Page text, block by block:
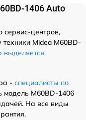
1406 Auto
сервис-центров,
Midea M60BD-
выделяется
- специалисты по
модель M60BD-1406
На все виды